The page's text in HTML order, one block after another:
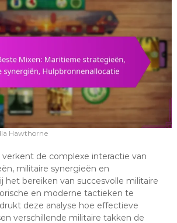
Hawthorne
de complexe interactie van
militaire synergieën en
het bereiken van succesvolle militaire
en moderne tactieken te
deze analyse hoe effectieve
verschillende militaire takken de